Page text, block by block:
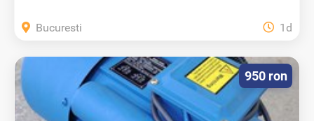
Bucuresti 1d
950 ron